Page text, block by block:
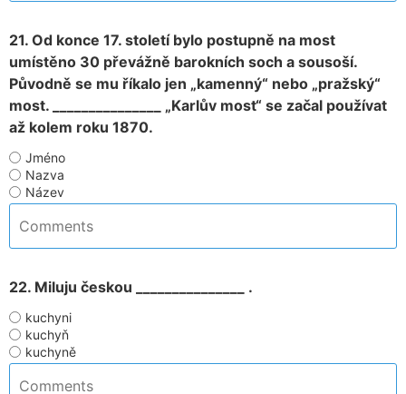
21. Od konce 17. století bylo postupně na most
umístěno 30 převážně barokních soch a sousoší.
Původně se mu říkalo jen „kamenný“ nebo „pražský“
most. _______________ „Karlův most“ se začal používat
až kolem roku 1870.
Jméno
Nazva
Název
22. Miluju českou _______________ .
kuchyni
kuchyň
kuchyně